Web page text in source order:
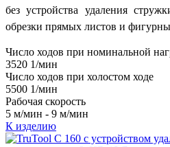
без устройства удаления
обрезки прямых листов и
Число ходов при номинальной
3520 1/мин
Число ходов при холостом ходе
5500 1/мин
Рабочая скорость
5 м/мин - 9 м/мин
К изделию